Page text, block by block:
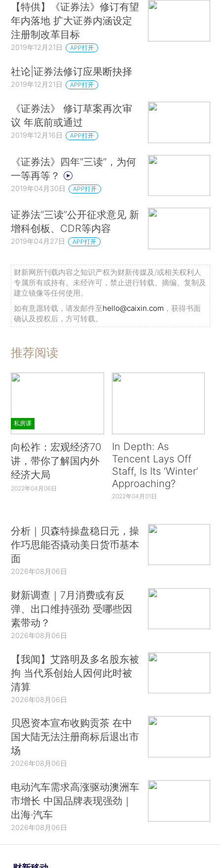
【特供】《证券法》修订有望
年内落地 扩大证券内涵设定
注册制改革目标
2019年12月21日 APP打开
社论|证券法修订应果断抉择
2019年12月21日 APP打开
《证券法》 修订草案再次审
议 年底前或通过
2019年12月16日 APP打开
《证券法》四年“三读”，为何
一等再等？
2019年04月30日 APP打开
证券法“三读”公开征求意见 新
增科创板、CDR等内容
2019年04月27日 APP打开
财新网所刊载内容之知识产权为财新传媒及/或相关权利人
专属所有或持有。未经许可，禁止进行转载、摘编、复制及
建立镜像等任何使用。
如有意愿转载，请发邮件至hello@caixin.com ，获得书面
确认及授权后，方可转载。
推荐阅读
私房课
向松祚：宏观经济70
讲，带你了解国内外
经济大局
2022年04月06日
In Depth: As
Tencent Lays Off
Staff, Is Its ‘Winter’
Approaching?
2022年04月01日
分析｜贝森特操盘稳日元，操
作巧思能否撬动美日货币基本
面
2026年08月06日
财新调查｜7月消费或有反
弹、出口维持强劲 受哪些因
素带动？
2026年08月06日
【我闻】艾路明及多名股东被
拘 当代系创始人因何此时被
清算
2026年08月06日
贝恩资本宣布收购贡茶 在中
国大陆无法注册商标后退出市
场
2026年08月06日
电动汽车需求高涨驱动澳洲车
市增长 中国品牌表现强劲｜
出海·汽车
2026年08月06日